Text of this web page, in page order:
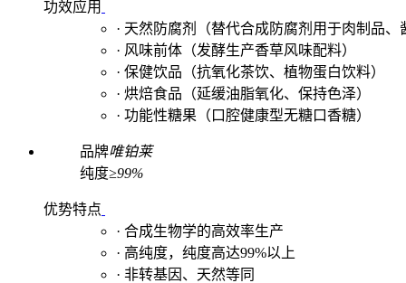
功效应用
· 天然防腐剂‌（替代合成防腐剂用于肉制品、
‌· 风味前体‌（发酵生产香草风味配料）
‌· 保健饮品‌（抗氧化茶饮、植物蛋白饮料）
‌· 烘焙食品‌（延缓油脂氧化、保持色泽）
‌· 功能性糖果‌（口腔健康型无糖口香糖）
品牌唯铂莱
纯度≥99%
优势特点
· 合成生物学的高效率生产
· 高纯度，纯度高达99%以上
· 非转基因、天然等同